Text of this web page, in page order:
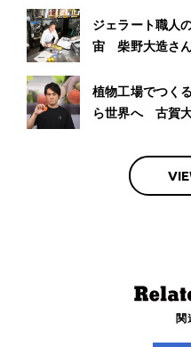
ジェラート職人
宙 柴野大造さ
植物工場でつく
ら世界へ 古賀
関